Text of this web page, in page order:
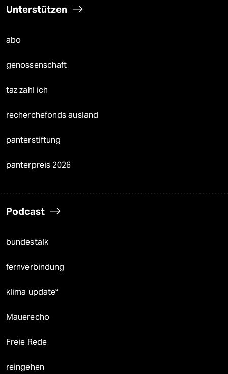
Unterstützen
abo
genossenschaft
taz zahl ich
recherchefonds ausland
panterstiftung
panterpreis 2026
Podcast
bundestalk
fernverbindung
klima update°
Mauerecho
Freie Rede
reingehen